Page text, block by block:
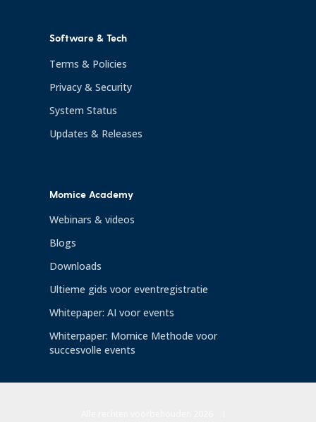
Software & Tech
Terms & Policies
Privacy & Security
System Status
Updates & Releases
Momice Academy
Webinars & videos
Blogs
Downloads
Ultieme gids voor eventregistratie
Whitepaper: AI voor events
Whiterpaper: Momice Methode voor
succesvolle events